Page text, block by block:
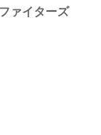
ァイターズ